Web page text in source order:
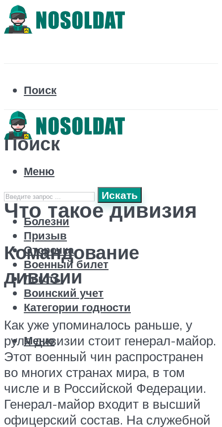
Поиск
Поиск
Искать
Болезни
Призыв
Отсрочка
Военный билет
Льготы
Воинский учет
Категории годности
Меню
Меню
Что такое дивизия
Командование
дивизии
Как уже упоминалось раньше, у
руля дивизии стоит генерал-майор.
Этот военный чин распространен
во многих странах мира, в том
числе и в Российской Федерации.
Генерал-майор входит в высший
офицерский состав. На служебной